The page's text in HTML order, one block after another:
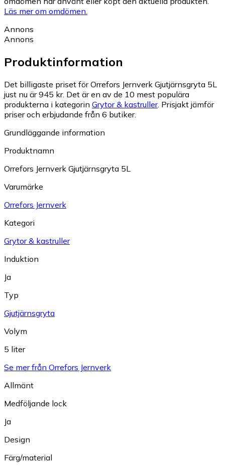
Läs mer om omdömen.
Annons
Annons
Produktinformation
Det billigaste priset för Orrefors Jernverk Gjutjärnsgryta 5L
just nu är 945 kr. Det är en av de 10 mest populära
produkterna i kategorin Grytor & kastruller. Prisjakt jämför
priser och erbjudande från 6 butiker.
Grundläggande information
Produktnamn
Orrefors Jernverk Gjutjärnsgryta 5L
Varumärke
Orrefors Jernverk
Kategori
Grytor & kastruller
Induktion
Ja
Typ
Gjutjärnsgryta
Volym
5 liter
Se mer från Orrefors Jernverk
Allmänt
Medföljande lock
Ja
Design
Färg/material